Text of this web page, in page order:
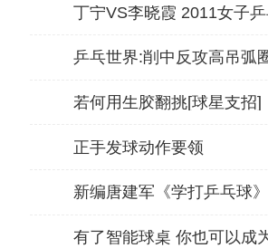
乒乓世界:削中反攻高吊弧
若何用生胶翻挑[球星支招]
正手发球动作要领
有了智能球桌 你也可以成